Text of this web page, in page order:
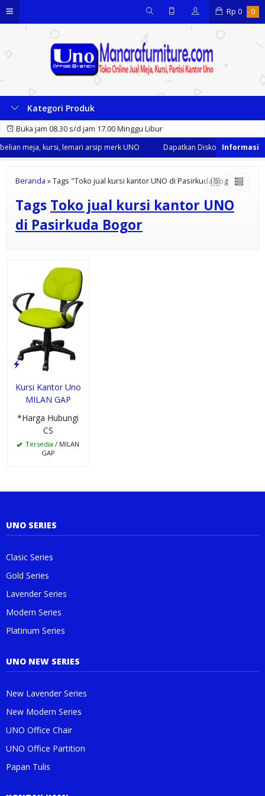
Rp 0 0
Kategori Produk
Buka jam 08.30 s/d jam 17.00 Minggu Libur
meja, kursi, lemari arsip merk UNO
Dapatkan Diskon 35% dari
Beranda »Tags "Toko jual kursi kantor UNO di Pasirkuda Bogor"
Tags Toko jual kursi kantor UNO
di Pasirkuda Bogor
Kursi Kantor Uno
MILAN GAP
*Harga Hubungi
CS
Tersedia / MILAN
GAP
UNO SERIES
Clasic Series
Gold Series
Lavender Series
Modern Series
Platinum Series
UNO NEW SERIES
New Lavender Series
New Modern Series
UNO Office Chair
UNO Office Partition
Papan Tulis